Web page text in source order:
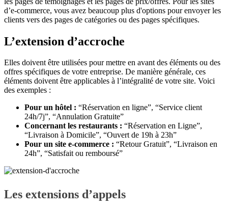
d’e-commerce, vous avez beaucoup plus d'options pour envoyer les
clients vers des pages de catégories ou des pages spécifiques.
L’extension d’accroche
Elles doivent être utilisées pour mettre en avant des éléments ou des
offres spécifiques de votre entreprise. De manière générale, ces
éléments doivent être applicables à l’intégralité de votre site. Voici
des exemples :
Pour un hôtel : “Réservation en ligne”, “Service client
24h/7j”, “Annulation Gratuite”
Concernant les restaurants : “Réservation en Ligne”,
“Livraison à Domicile”, “Ouvert de 19h à 23h”
Pour un site e-commerce : “Retour Gratuit”, “Livraison en
24h”, “Satisfait ou remboursé”
Les extensions d’appels